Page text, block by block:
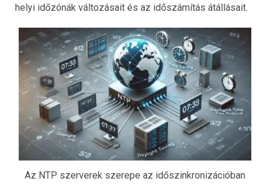
helyi időzónák változásait és az időszámítás átállásait.
Az NTP szerverek szerepe az időszinkronizációban